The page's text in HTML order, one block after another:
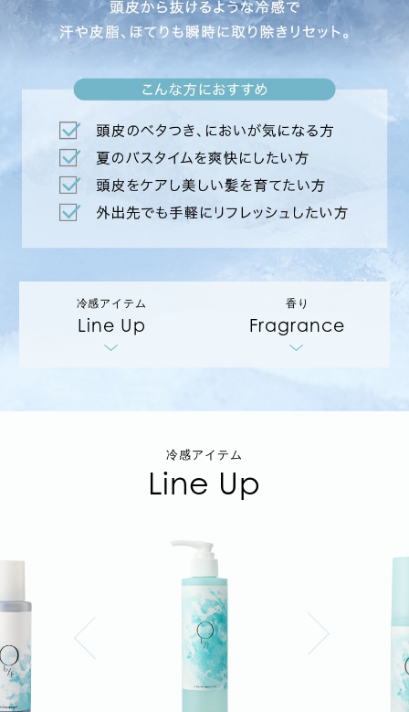
冷感アイテム
Line Up
香り
Fragrance
冷感アイテム
Line Up